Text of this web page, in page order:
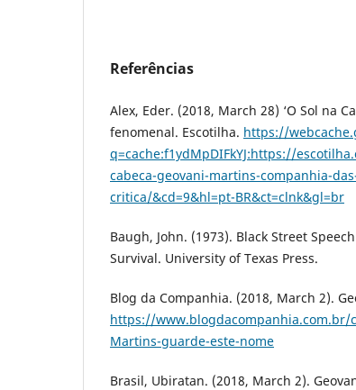
Referências
Alex, Eder. (2018, March 28) ‘O Sol na
fenomenal. Escotilha. https://
q=cache:f1ydMpDIFkYJ:https://
cabeca-geovani-martins-companhia-
critica/&cd=9&hl=pt-BR&ct=clnk&gl=br
Baugh, John. (1973). Black Street
Survival. University of Texas Press.
Blog da Companhia. (2018, March 2).
https://www.blogdacompanhia.com.br/
Martins-guarde-este-nome
Brasil, Ubiratan. (2018, March 2).